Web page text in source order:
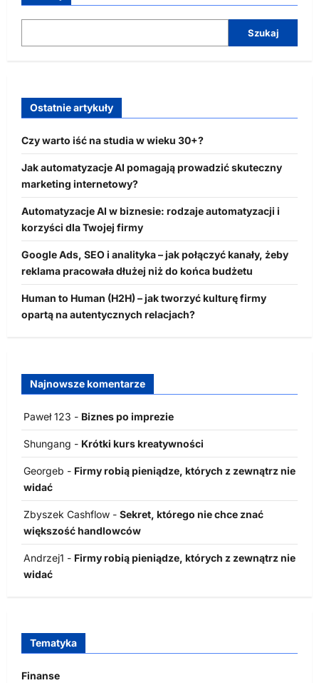
Szukaj
Ostatnie artykuły
Czy warto iść na studia w wieku 30+?
Jak automatyzacje AI pomagają prowadzić skuteczny
marketing internetowy?
Automatyzacje AI w biznesie: rodzaje automatyzacji i
korzyści dla Twojej firmy
Google Ads, SEO i analityka – jak połączyć kanały, żeby
reklama pracowała dłużej niż do końca budżetu
Human to Human (H2H) – jak tworzyć kulturę firmy
opartą na autentycznych relacjach?
Najnowsze komentarze
Paweł 123 - Biznes po imprezie
Shungang - Krótki kurs kreatywności
Georgeb - Firmy robią pieniądze, których z zewnątrz nie
widać
Zbyszek Cashflow - Sekret, którego nie chce znać
większość handlowców
Andrzej1 - Firmy robią pieniądze, których z zewnątrz nie
widać
Tematyka
Finanse